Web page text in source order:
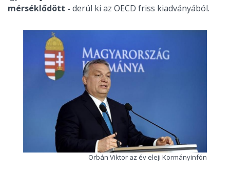
mérséklődött - derül ki az OECD friss kiadványából.
Orbán Viktor az év eleji Kormányinfón